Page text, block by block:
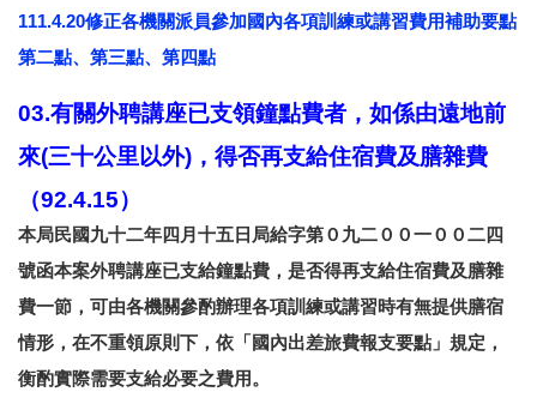
111.4.20修正各機關派員參加國內各項訓練或講習費用補助要點
第二點、第三點、第四點
03.有關外聘講座已支領鐘點費者，如係由遠地前
來(三十公里以外)，得否再支給住宿費及膳雜費
（92.4.15）
本局民國九十二年四月十五日局給字第０九二００一００二四
號函本案外聘講座已支給鐘點費，是否得再支給住宿費及膳雜
費一節，可由各機關參酌辦理各項訓練或講習時有無提供膳宿
情形，在不重領原則下，依「國內出差旅費報支要點」規定，
衡酌實際需要支給必要之費用。